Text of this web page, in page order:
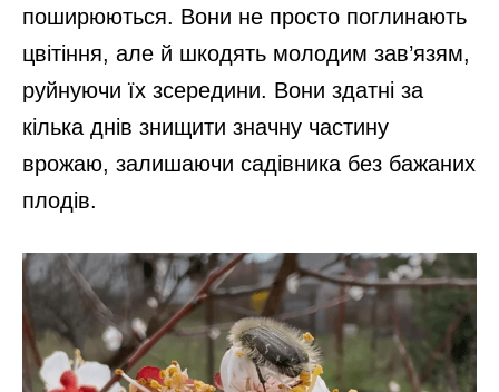
поширюються. Вони не просто поглинають
цвітіння, але й шкодять молодим зав’язям,
руйнуючи їх зсередини. Вони здатні за
кілька днів знищити значну частину
врожаю, залишаючи садівника без бажаних
плодів.